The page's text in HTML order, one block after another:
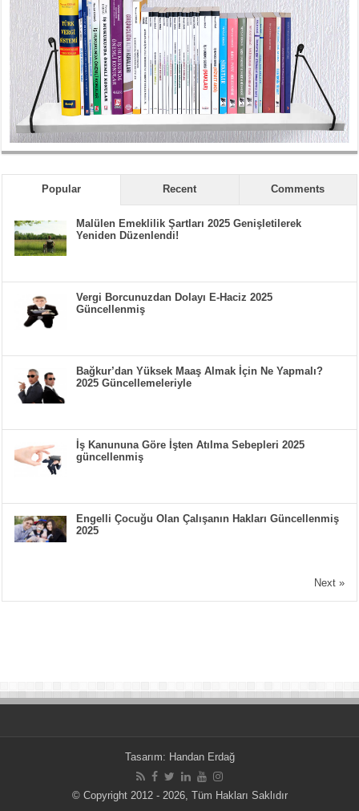
Popular Recent Comments
Malülen Emeklilik Şartları 2025 Genişletilerek
Yeniden Düzenlendi!
Vergi Borcunuzdan Dolayı E-Haciz 2025
Güncellenmiş
Bağkur’dan Yüksek Maaş Almak İçin Ne Yapmalı?
2025 Güncellemeleriyle
İş Kanununa Göre İşten Atılma Sebepleri 2025
güncellenmiş
Engelli Çocuğu Olan Çalışanın Hakları Güncellenmiş
2025
Next »
Tasarım: Handan Erdağ
© Copyright 2012 - 2026, Tüm Hakları Saklıdır